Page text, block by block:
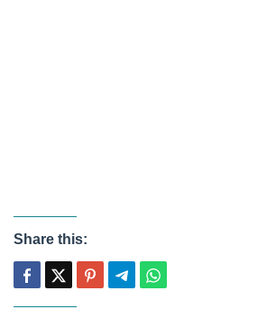
Share this: